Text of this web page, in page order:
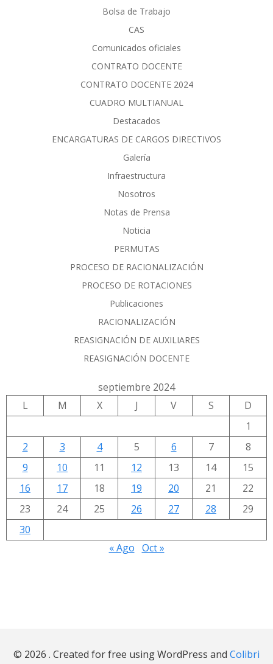
Bolsa de Trabajo
CAS
Comunicados oficiales
CONTRATO DOCENTE
CONTRATO DOCENTE 2024
CUADRO MULTIANUAL
Destacados
ENCARGATURAS DE CARGOS DIRECTIVOS
Galería
Infraestructura
Nosotros
Notas de Prensa
Noticia
PERMUTAS
PROCESO DE RACIONALIZACIÓN
PROCESO DE ROTACIONES
Publicaciones
RACIONALIZACIÓN
REASIGNACIÓN DE AUXILIARES
REASIGNACIÓN DOCENTE
septiembre 2024
L
M X J V S
D
1
2
3 4 5 6 7
8
9
10 11 12 13 14
15
16
17 18 19 20 21
22
23
24 25 26 27 28
29
30
« Ago Oct »
© 2026 . Created for free using WordPress and Colibri